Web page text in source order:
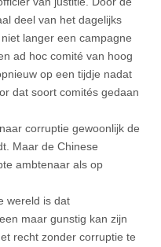
deel van het dagelijks
langer een campagne
ad hoc comité van hoog
op een tijdje nadat
dat soort comités gedaan
corruptie gewoonlijk de
Maar de Chinese
ambtenaar als op
wereld is dat
maar gunstig kan zijn
recht zonder corruptie te